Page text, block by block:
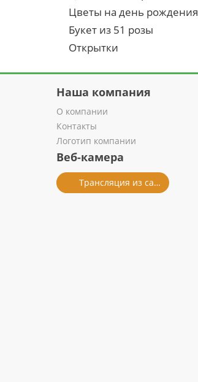
Цветы на день рождения
Букет из 51 розы
Открытки
Наша компания
О компании
Контакты
Логотип компании
Веб-камера
Трансляция из салона